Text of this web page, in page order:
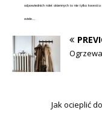
odpowiednich rolet okiennych to nie tylko
wiele...
Jak ocieplić